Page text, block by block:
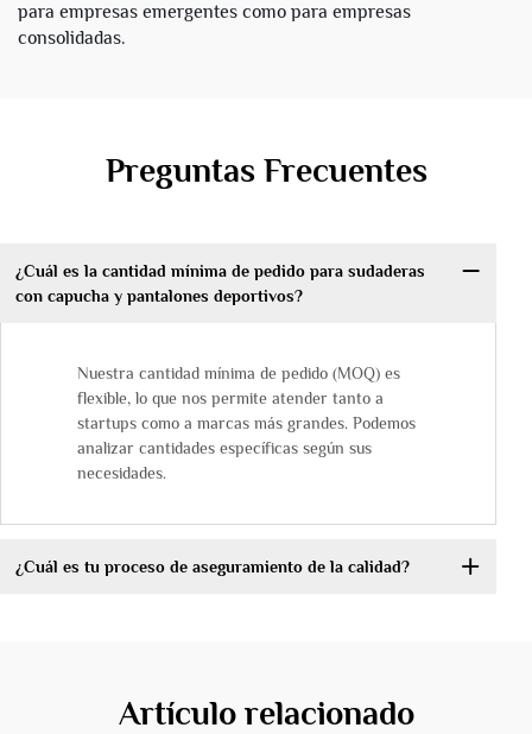
para empresas emergentes como para empresas
consolidadas.
Preguntas Frecuentes
¿Cuál es la cantidad mínima de pedido para sudaderas
con capucha y pantalones deportivos?
Nuestra cantidad mínima de pedido (MOQ) es
flexible, lo que nos permite atender tanto a
startups como a marcas más grandes. Podemos
analizar cantidades específicas según sus
necesidades.
¿Cuál es tu proceso de aseguramiento de la calidad?
Artículo relacionado